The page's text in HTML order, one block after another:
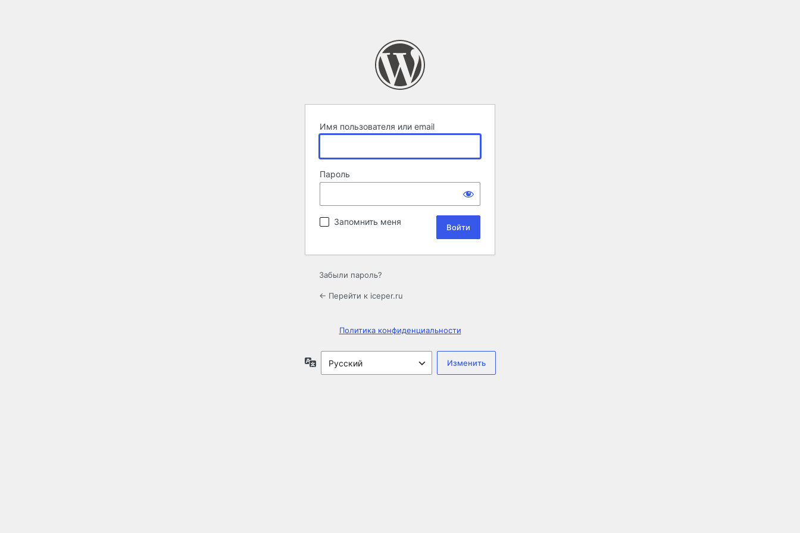
Имя пользователя или email
Пароль
Запомнить меня
Забыли пароль?
← Перейти к iceper.ru
Политика конфиденциальности
Язык